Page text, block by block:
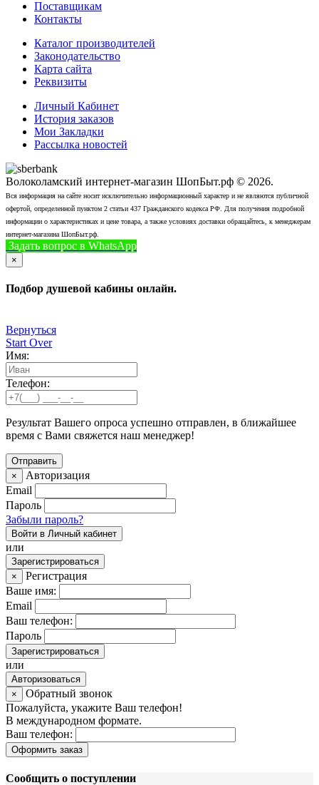
Поставщикам
Контакты
Каталог производителей
Законодательство
Карта сайта
Реквизиты
Личный Кабинет
История заказов
Мои Закладки
Рассылка новостей
Волоколамский интернет-магазин ШопБыт.рф © 2026.
Вся информация на сайте носит исключительно информационный характер и не являются публичной
офертой, определенной пунктом 2 статьи 437 Гражданского кодекса РФ. Для получения подробной
информации о характеристиках и цене товара, а также условиях доставки обращайтесь, к менеджерам
интернет-магазина ШопБыт.рф.
Задать вопрос в WhatsApp
×
Подбор душевой кабины онлайн.
Вернуться
Start Over
Имя:
Телефон:
Результат Вашего опроса успешно отправлен, в ближайшее
время с Вами свяжется наш менеджер!
×
Авторизация
Email
Пароль
Забыли пароль?
Войти в Личный кабинет
или
Зарегистрироваться
×
Регистрация
Ваше имя:
Email
Ваш телефон:
Пароль
Зарегистрироваться
или
Авторизоваться
×
Обратный звонок
Пожалуйста, укажите Ваш телефон!
В международном формате.
Ваш телефон:
Оформить заказ
Сообщить о поступлении